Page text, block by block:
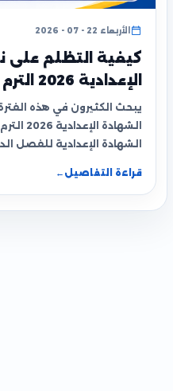
الأربعاء 22 - 07 - 2026
كيفية التظلم على
الإعدادية 2026 الترم الثاني
يبحث الكثيرون في هذه
الشهادة الإعدادية للفصل
قراءة التفاصيل ←